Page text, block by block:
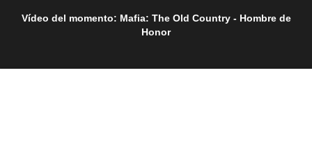
Vídeo del momento: Mafia: The Old Country - Hombre de
Honor